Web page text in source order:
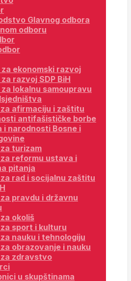
Glavnog odbora
odboru
ekonomski razvoj
razvoj SDP BiH
lokalnu samoupravu
afirmaciju i zaštitu
antifašističke borbe
i narodnosti Bosne i
turizam
reformu ustava i
pitanja
rad i socijalnu zaštitu
pravdu i državnu
okoliš
sport i kulturu
nauku i tehnologiju
obrazovanje i nauku
zdravstvo
u skupštinama